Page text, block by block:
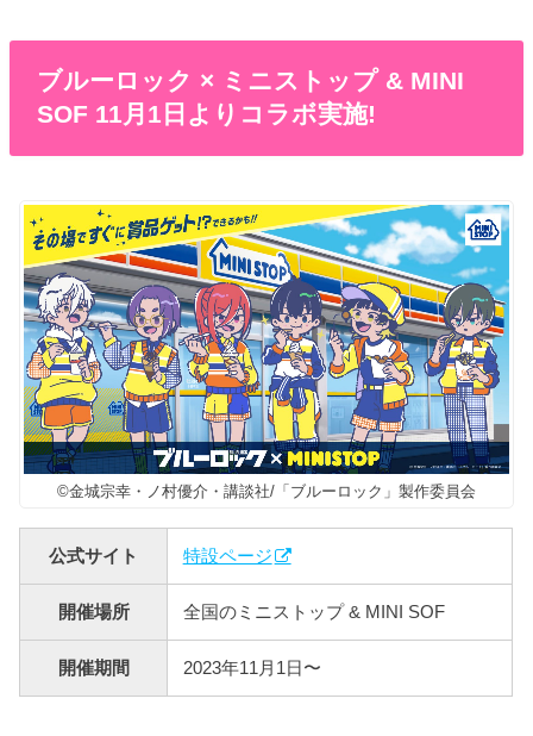
ブルーロック × ミニストップ & MINI
SOF 11月1日よりコラボ実施!
©金城宗幸・ノ村優介・講談社/「ブルーロック」製作委員会
公式サイト 特設ページ
開催場所 全国のミニストップ & MINI SOF
開催期間 2023年11月1日〜